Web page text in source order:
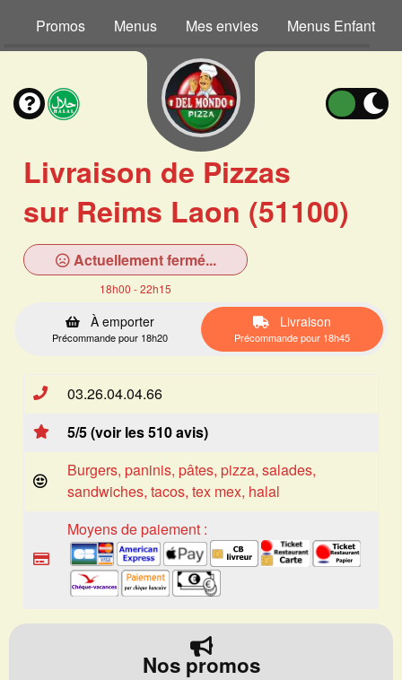
Promos Menus Mes envies Menus Enfant
Livraison de Pizzas
sur Reims Laon (51100)
Actuellement fermé...
18h00 - 22h15
À emporter
Précommande pour 18h20
Livraison
Précommande pour 18h45
03.26.04.04.66
5/5 (voir les 510 avis)
Burgers, paninis, pâtes, pizza, salades,
sandwiches, tacos, tex mex, halal
Moyens de paiement :
Nos promos